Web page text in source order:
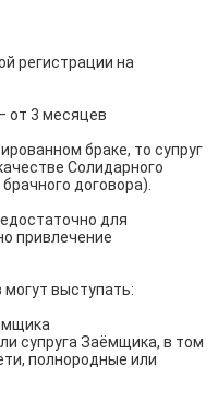
регистрации на
от 3 месяцев
браке, то супруг
Солидарного
договора).
для
привлечение
выступать:
супруга Заёмщика, в том
полнородные или